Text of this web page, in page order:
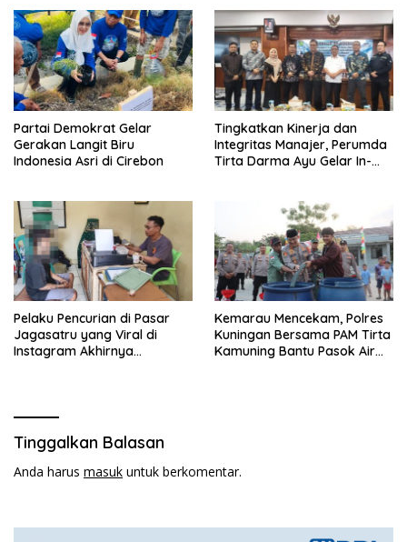
Partai Demokrat Gelar
Gerakan Langit Biru
Indonesia Asri di Cirebon
‎Tingkatkan Kinerja dan
Integritas Manajer, Perumda
Tirta Darma Ayu Gelar In-
Pelaku Pencurian di Pasar
Jagasatru yang Viral di
Instagram Akhirnya
Kemarau Mencekam, Polres
Kuningan Bersama PAM Tirta
Kamuning Bantu Pasok Air
Tinggalkan Balasan
Anda harus masuk untuk berkomentar.